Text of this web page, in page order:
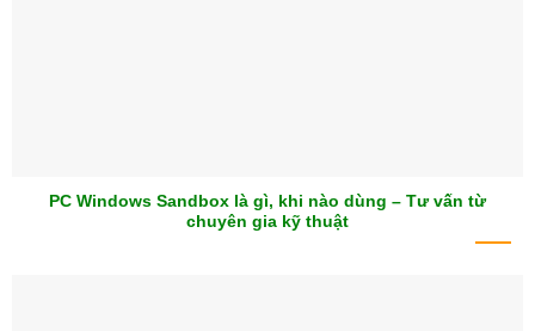
PC Windows Sandbox là gì, khi nào dùng – Tư vấn từ
chuyên gia kỹ thuật